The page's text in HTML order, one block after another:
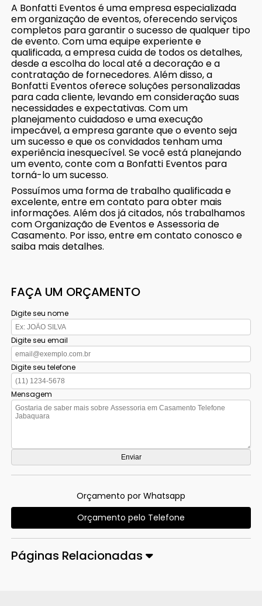
A Bonfatti Eventos é uma empresa especializada
em organização de eventos, oferecendo serviços
completos para garantir o sucesso de qualquer tipo
de evento. Com uma equipe experiente e
qualificada, a empresa cuida de todos os detalhes,
desde a escolha do local até a decoração e a
contratação de fornecedores. Além disso, a
Bonfatti Eventos oferece soluções personalizadas
para cada cliente, levando em consideração suas
necessidades e expectativas. Com um
planejamento cuidadoso e uma execução
impecável, a empresa garante que o evento seja
um sucesso e que os convidados tenham uma
experiência inesquecível. Se você está planejando
um evento, conte com a Bonfatti Eventos para
torná-lo um sucesso.
Possuímos uma forma de trabalho qualificada e
excelente, entre em contato para obter mais
informações. Além dos já citados, nós trabalhamos
com Organização de Eventos e Assessoria de
Casamento. Por isso, entre em contato conosco e
saiba mais detalhes.
FAÇA UM ORÇAMENTO
Digite seu nome
Digite seu email
Digite seu telefone
Mensagem
Orçamento por Whatsapp
Orçamento pelo Telefone
Páginas Relacionadas